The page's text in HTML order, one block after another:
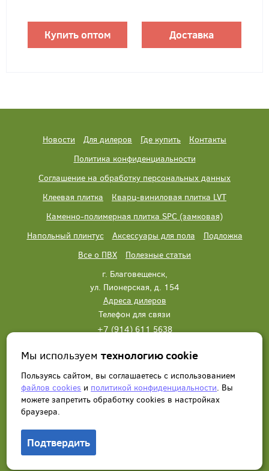
Купить оптом Доставка
Новости Для дилеров Где купить
Контакты
Политика конфиденциальности
Соглашение на обработку персональных данных
Клеевая плитка
Кварц-виниловая плитка LVT
Каменно-полимерная плитка SPC (замковая)
Напольный плинтус
Аксессуары для пола
Подложка
Все о ПВХ
Полезные статьи
г. Благовещенск,
ул. Пионерская, д. 154
Адреса дилеров
Телефон для связи
+7 (914) 611 5638
Написать нам Заказать звонок
Мы используемтехнологию cookie
Пользуясь сайтом, вы соглашаетесь с использованием
файлов cookies и политикой конфиденциальности. Вы
можете запретить обработку сookies в настройках
браузера.
Подтвердить